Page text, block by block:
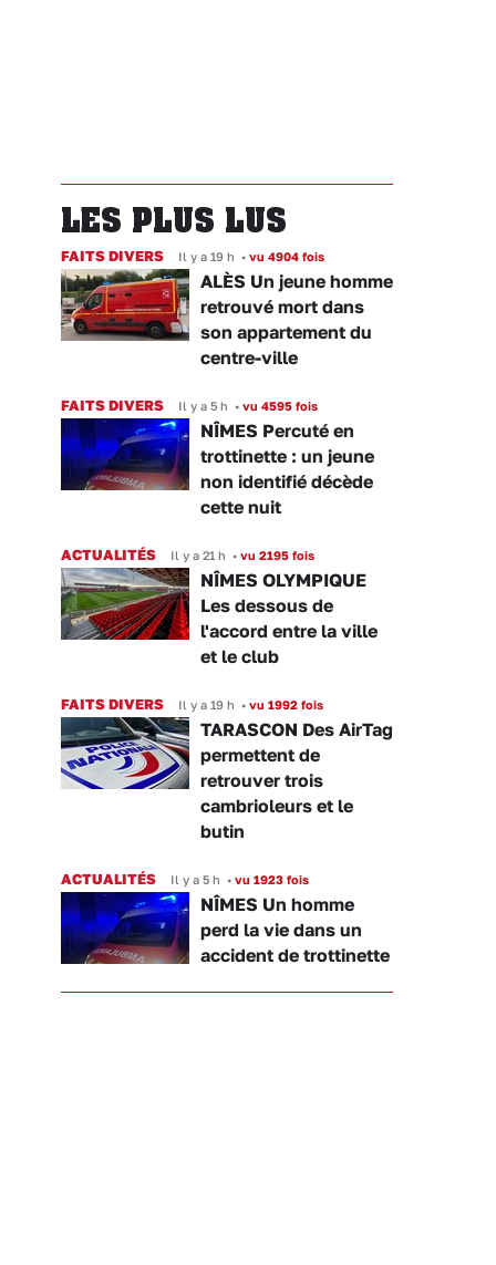
LES PLUS LUS
FAITS DIVERS Il y a 19 h • vu 4904 fois
ALÈS Un jeune homme
retrouvé mort dans
son appartement du
centre-ville
FAITS DIVERS Il y a 5 h • vu 4595 fois
NÎMES Percuté en
trottinette : un jeune
non identifié décède
cette nuit
ACTUALITÉS Il y a 21 h • vu 2195 fois
NÎMES OLYMPIQUE
Les dessous de
l'accord entre la ville
et le club
FAITS DIVERS Il y a 19 h • vu 1992 fois
TARASCON Des AirTag
permettent de
retrouver trois
cambrioleurs et le
butin
ACTUALITÉS Il y a 5 h • vu 1923 fois
NÎMES Un homme
perd la vie dans un
accident de trottinette